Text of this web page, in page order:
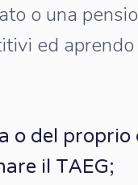
o una
ed
del proprio
il TAEG;